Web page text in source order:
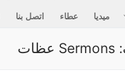
ميديا عطاء اتصل بنا
Sermons عظات